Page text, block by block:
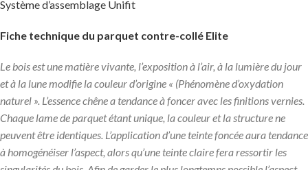
Système d’assemblage Unifit
Fiche technique du parquet contre-collé Elite
Le bois est une matière vivante, l’exposition à l’air, à la lumière du jour
et à la lune modifie la couleur d’origine « (Phénomène d’oxydation
naturel ». L’essence chêne a tendance à foncer avec les finitions vernies.
Chaque lame de parquet étant unique, la couleur et la structure ne
peuvent être identiques. L’application d’une teinte foncée aura tendance
à homogénéiser l’aspect, alors qu’une teinte claire fera ressortir les